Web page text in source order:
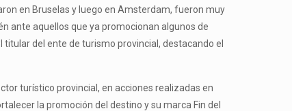
en Bruselas y luego en Amsterdam, fueron muy
ante aquellos que ya promocionan algunos de
del ente de turismo provincial, destacando el
turístico provincial, en acciones realizadas en
la promoción del destino y su marca Fin del